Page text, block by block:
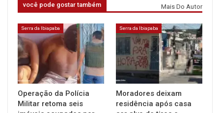
você pode gostar também Mais Do Autor
Serra da Ibiapaba
Operação da Polícia
Militar retoma seis
Serra da Ibiapaba
Moradores deixam
residência após casa